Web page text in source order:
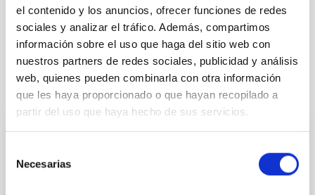
el contenido y los anuncios, ofrecer funciones de redes
sociales y analizar el tráfico. Además, compartimos
información sobre el uso que haga del sitio web con
nuestros partners de redes sociales, publicidad y análisis
web, quienes pueden combinarla con otra información
que les haya proporcionado o que hayan recopilado a
partir del uso que haya hecho de sus servicios.
Necesarias
Outreach General public
It may interest you
Un telescopio histórico de 1905 vuelve a